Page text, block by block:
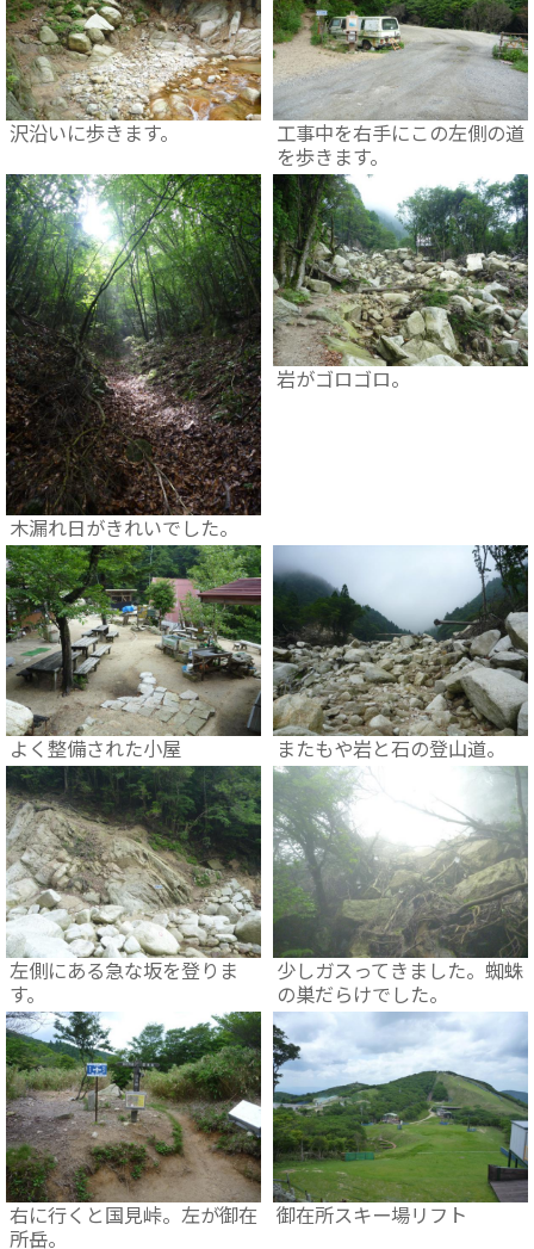
沢沿いに歩きます。
工事中を右手にこの左側の道
を歩きます。
木漏れ日がきれいでした。
岩がゴロゴロ。
よく整備された小屋 またもや岩と石の登山道。
左側にある急な坂を登りま
す。
少しガスってきました。蜘蛛
の巣だらけでした。
右に行くと国見峠。左が御在
所岳。
御在所スキー場リフト